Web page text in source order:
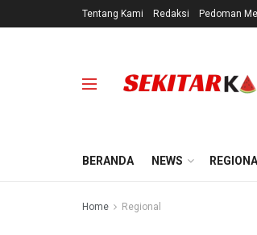
Tentang Kami Redaksi Pedoman
BERANDA NEWS
Home Regional